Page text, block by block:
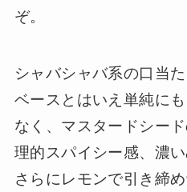
ぞ。
シャバシャバ系の口当
ベースとはいえ単純に
なく、マスタードシー
理的スパイシー感、濃
さらにレモンで引き締